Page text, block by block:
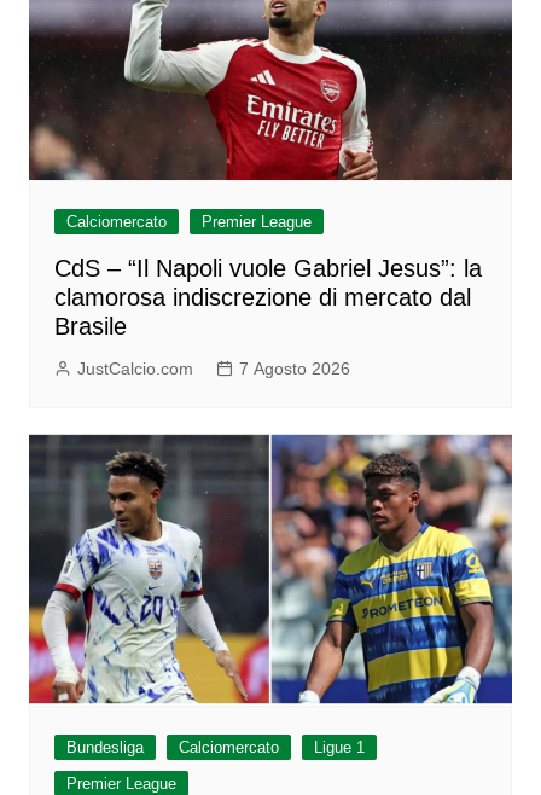
Calciomercato Premier League
CdS – “Il Napoli vuole Gabriel Jesus”: la
clamorosa indiscrezione di mercato dal
Brasile
JustCalcio.com 7 Agosto 2026
Bundesliga Calciomercato
Ligue 1
Premier League